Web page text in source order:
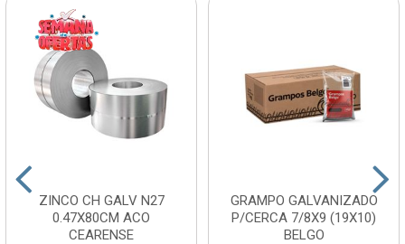
ZINCO CH GALV N27
0.47X80CM ACO
CEARENSE
GRAMPO GALVANIZADO
P/CERCA 7/8X9 (19X10)
BELGO